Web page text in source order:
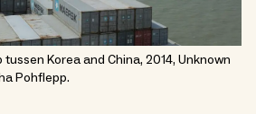
Korea and China, 2014, Unknown
Pohflepp.